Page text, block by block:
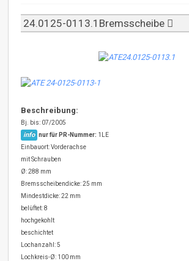
24.0125-0113.1Bremsscheibe
Beschreibung:
Bj. bis: 07/2005
info nur für PR-Nummer: 1LE
Einbauort: Vorderachse
mit Schrauben
Ø: 288 mm
Bremsscheibendicke: 25 mm
Mindestdicke: 22 mm
belüftet: 8
hochgekohlt
beschichtet
Lochanzahl: 5
Lochkreis-Ø: 100 mm